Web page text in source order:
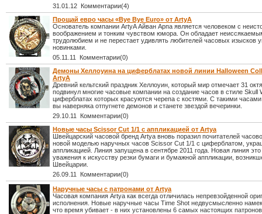
31.01.12 Комментарии(4)
Прощай евро часы «Bye Bye Euro» от ArtyA
Основатель компании ArtyA Айван Арпа является человеком с
воображением и тонким чувством юмора. Он обладает
трудолюбием и не перестает удивлять любителей часовых изысков
новинками.
05.11.11 Комментарии(0)
Демоны Хеллоуина на циферблатах новой линии Halloween
ArtyA
Древний кельтский праздник Хеллоуин, который мир отмечает 31
подвинул многие часовые компании на создание часов в стиле Skull
циферблатах которых красуются черепа с костями. С такими часами
вы наверняка отпугнете демонов и станете звездой вечеринки.
29.10.11 Комментарии(0)
Новые часы Scissor Cut 1/1 с аппликацией от Artya
Швейцарский часовой бренд Artya вновь поразил почитателей
новой моделью наручных часов Scissor Cut 1/1 с циферблатом,
аппликацией. Линия запущена в сентябре 2011 года. Новая линия
уважения к искусству резки бумаги и бумажной аппликации,
Швейцарии.
26.09.11 Комментарии(0)
Наручные часы с патронами от Artya
Часовая компания Artya как всегда отличилась непревзойденной
исполнения. Новые наручные часы Time Shot недвусмысленно
что время убивает - в них установлены 6 самых настоящих